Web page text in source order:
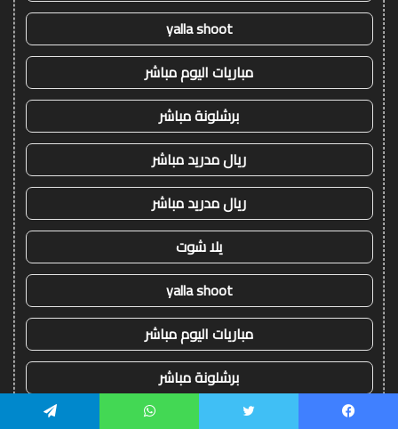
yalla shoot
مباريات اليوم مباشر
برشلونة مباشر
ريال مدريد مباشر
ريال مدريد مباشر
يلا شوت
yalla shoot
مباريات اليوم مباشر
برشلونة مباشر
ريال مدريد مباشر